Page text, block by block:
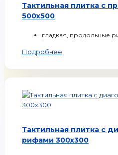
Тактильная плитка с
500х500
гладкая, продольные
Подробнее
Тактильная плитка с
рифами 300х300